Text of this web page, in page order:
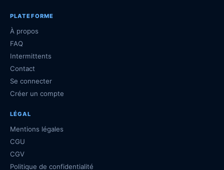
PLATEFORME
À propos
FAQ
Intermittents
Contact
Se connecter
Créer un compte
LÉGAL
Mentions légales
CGU
CGV
Politique de confidentialité